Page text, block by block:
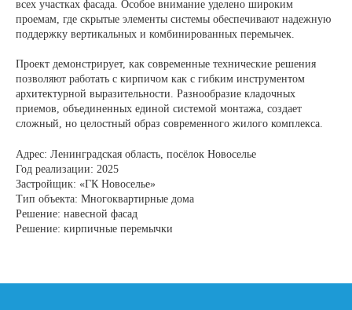
всех участках фасада. Особое внимание уделено широким
проемам, где скрытые элементы системы обеспечивают надежную
поддержку вертикальных и комбинированных перемычек.
Проект демонстрирует, как современные технические решения
позволяют работать с кирпичом как с гибким инструментом
архитектурной выразительности. Разнообразие кладочных
приемов, объединенных единой системой монтажа, создает
сложный, но целостный образ современного жилого комплекса.
Адрес: Ленинградская область, посёлок Новоселье
Год реализации: 2025
Застройщик: «ГК Новоселье»
Тип объекта: Многоквартирные дома
Решение: навесной фасад
Решение: кирпичные перемычки